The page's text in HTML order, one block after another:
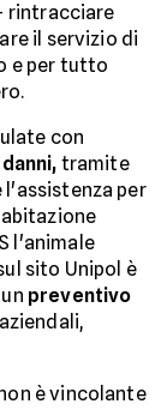
rintracciare
il servizio di
e per tutto
con
tramite
per
l'animale
sito Unipol è
preventivo
è vincolante